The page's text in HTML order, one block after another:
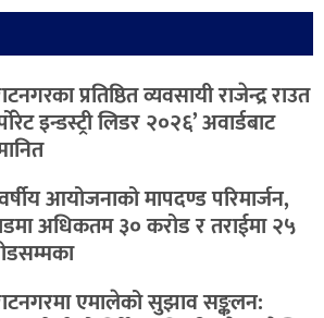
प्रतिष्ठित व्यवसायी राजेन्द्र राउत
इन्डस्ट्री लिडर २०२६’ अवार्डबाट
आयोजनाको मापदण्ड परिमार्जन,
अधिकतम ३० करोड र तराईमा २५
एमालेको सुझाव सङ्कलन: